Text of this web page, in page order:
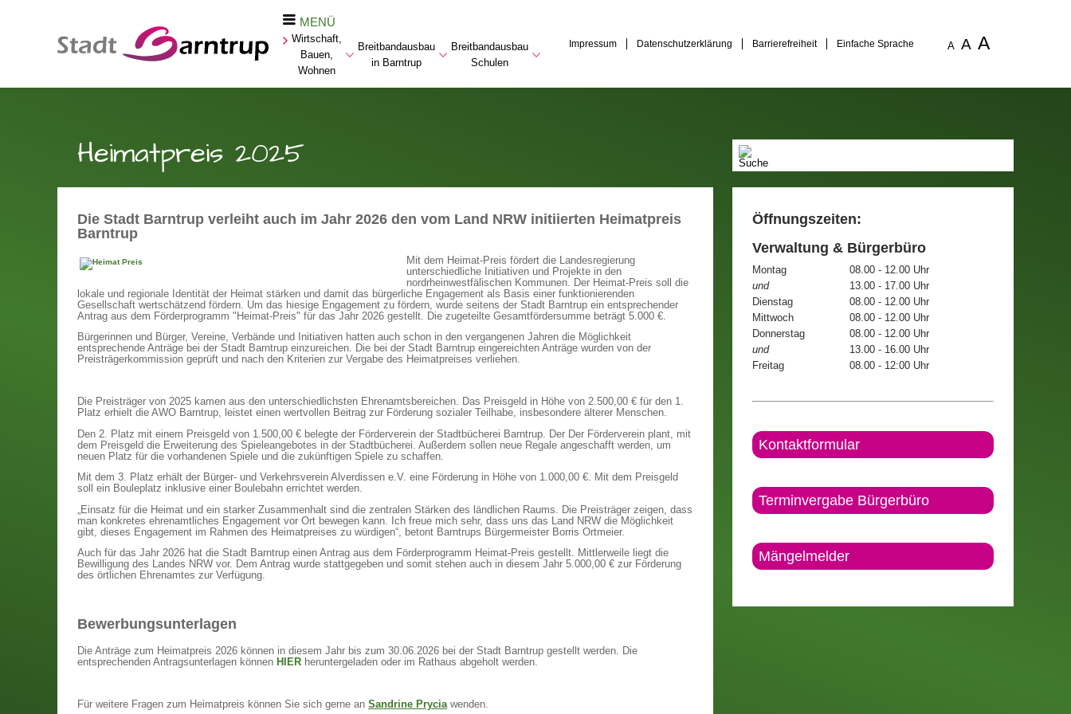
MENÜ
Wirtschaft,
Bauen,
Wohnen
Breitbandausbau
in Barntrup
Breitbandausbau
Schulen
Impressum Datenschutzerklärung Barrierefreiheit Einfache Sprache A A A
Heimatpreis 2025
Die Stadt Barntrup verleiht auch im Jahr 2026 den vom Land NRW initiierten Heimatpreis
Barntrup
Mit dem Heimat-Preis fördert die Landesregierung
unterschiedliche Initiativen und Projekte in den
nordrheinwestfälischen Kommunen. Der Heimat-Preis soll die
lokale und regionale Identität der Heimat stärken und damit das bürgerliche Engagement als Basis einer funktionierenden
Gesellschaft wertschätzend fördern. Um das hiesige Engagement zu fördern, wurde seitens der Stadt Barntrup ein entsprechender
Antrag aus dem Förderprogramm "Heimat-Preis" für das Jahr 2026 gestellt. Die zugeteilte Gesamtfördersumme beträgt 5.000 €.
Bürgerinnen und Bürger, Vereine, Verbände und Initiativen hatten auch schon in den vergangenen Jahren die Möglichkeit
entsprechende Anträge bei der Stadt Barntrup einzureichen. Die bei der Stadt Barntrup eingereichten Anträge wurden von der
Preisträgerkommission geprüft und nach den Kriterien zur Vergabe des Heimatpreises verliehen.
Die Preisträger von 2025 kamen aus den unterschiedlichsten Ehrenamtsbereichen. Das Preisgeld in Höhe von 2.500,00 € für den 1.
Platz erhielt die AWO Barntrup, leistet einen wertvollen Beitrag zur Förderung sozialer Teilhabe, insbesondere älterer Menschen.
Den 2. Platz mit einem Preisgeld von 1.500,00 € belegte der Förderverein der Stadtbücherei Barntrup. Der Der Förderverein plant, mit
dem Preisgeld die Erweiterung des Spieleangebotes in der Stadtbücherei. Außerdem sollen neue Regale angeschafft werden, um
neuen Platz für die vorhandenen Spiele und die zukünftigen Spiele zu schaffen.
Mit dem 3. Platz erhält der Bürger- und Verkehrsverein Alverdissen e.V. eine Förderung in Höhe von 1.000,00 €. Mit dem Preisgeld
soll ein Bouleplatz inklusive einer Boulebahn errichtet werden.
„Einsatz für die Heimat und ein starker Zusammenhalt sind die zentralen Stärken des ländlichen Raums. Die Preisträger zeigen, dass
man konkretes ehrenamtliches Engagement vor Ort bewegen kann. Ich freue mich sehr, dass uns das Land NRW die Möglichkeit
gibt, dieses Engagement im Rahmen des Heimatpreises zu würdigen“, betont Barntrups Bürgermeister Borris Ortmeier.
Auch für das Jahr 2026 hat die Stadt Barntrup einen Antrag aus dem Förderprogramm Heimat-Preis gestellt. Mittlerweile liegt die
Bewilligung des Landes NRW vor. Dem Antrag wurde stattgegeben und somit stehen auch in diesem Jahr 5.000,00 € zur Förderung
des örtlichen Ehrenamtes zur Verfügung.
Bewerbungsunterlagen
Die Anträge zum Heimatpreis 2026 können in diesem Jahr bis zum 30.06.2026 bei der Stadt Barntrup gestellt werden. Die
entsprechenden Antragsunterlagen können HIER heruntergeladen oder im Rathaus abgeholt werden.
Für weitere Fragen zum Heimatpreis können Sie sich gerne an Sandrine Prycia wenden.
Öffnungszeiten:
Verwaltung & Bürgerbüro
Montag
08.00 - 12.00 Uhr
und
13.00 - 17.00 Uhr
Dienstag
08.00 - 12.00 Uhr
Mittwoch
08.00 - 12.00 Uhr
Donnerstag
08.00 - 12.00 Uhr
und
13.00 - 16.00 Uhr
Freitag
08.00 - 12:00 Uhr
Kontaktformular
Terminvergabe Bürgerbüro
Mängelmelder